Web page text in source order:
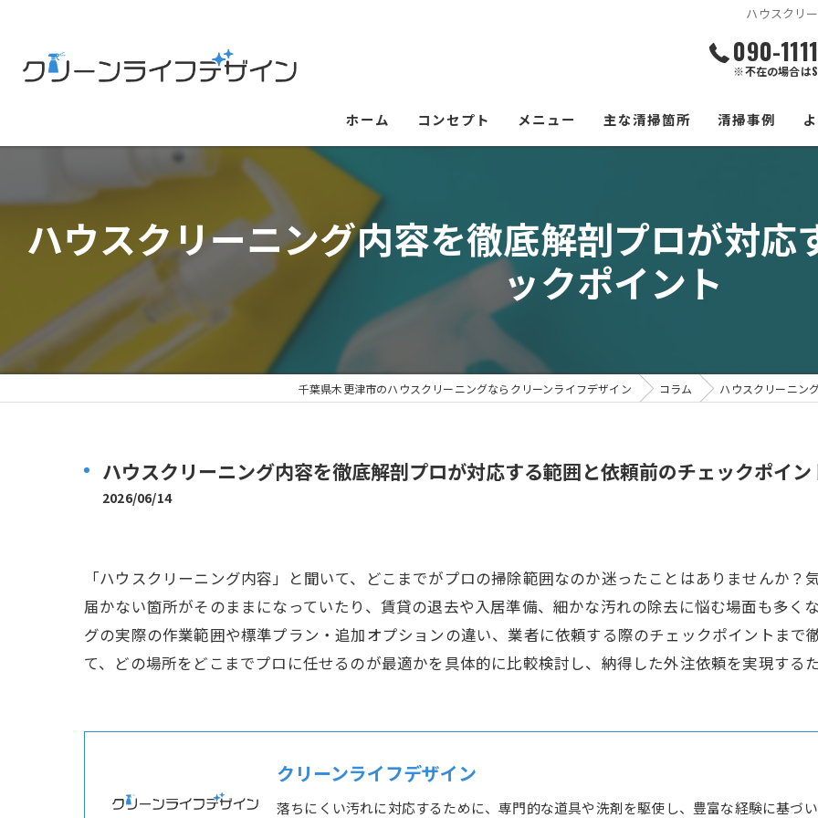
ハウスクリ
090-
※不在の場合は
ホーム コンセプト メニュー 主な清掃箇所
水回り
換気扇
清掃事例
ハウスクリーニング内容を徹底解剖プロが対応
ックポイント
千葉県木更津市のハウスクリーニングならクリーンライフデザイン コラム ハウスクリーニン
ハウスクリーニング内容を徹底解剖プロが対応する範囲と依頼前のチェックポイン
2026/06/14
「ハウスクリーニング内容」と聞いて、どこまでがプロの掃除範囲なのか迷ったことはありませんか
届かない箇所がそのままになっていたり、賃貸の退去や入居準備、細かな汚れの除去に悩む場面も多く
グの実際の作業範囲や標準プラン・追加オプションの違い、業者に依頼する際のチェックポイントま
て、どの場所をどこまでプロに任せるのが最適かを具体的に比較検討し、納得した外注依頼を実現する
クリーンライフデザイン
落ちにくい汚れに対応するために、専門的な道具や洗剤を駆使し、豊富な経験に基づ